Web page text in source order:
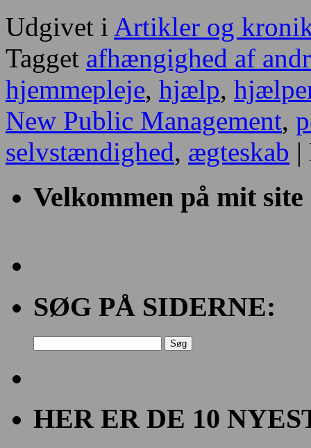
Udgivet i Artikler og
Tagget afhængighed af
hjemmepleje, hjælp,
New Public Management,
selvstændighed, ægteskab |
Velkommen på mit site
SØG PÅ SIDERNE:
efter:
HER ER DE 10